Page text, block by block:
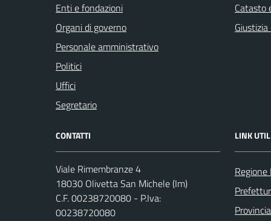
Enti e fondazioni
Organi di governo
Personale amministrativo
Politici
Uffici
Segretario
Catasto
CONTATTI
Viale Rimembranze 4
18030 Olivetta San Michele (Im)
C.F. 00238720080 - P.Iva:
00238720080
LINK
Regione